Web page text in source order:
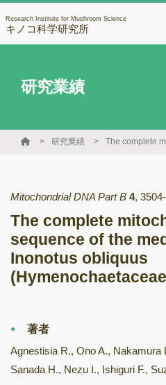
Research Institute for Mushroom Science
キノコ科学研究所
研究業績
研究業績
Mitochondrial DNA Part B 4,
The complete
sequence of the
Inonotus obliquus
著者
Agnestisia R., Ono A., Nakamura
Sanada H., Nezu I., Ishiguri F.,